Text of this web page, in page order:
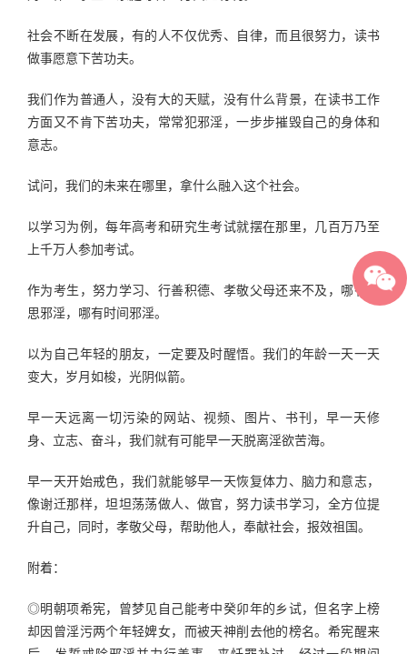
社会不断在发展，有的人不仅优秀、自律，而且很努力，读书
做事愿意下苦功夫。
我们作为普通人，没有大的天赋，没有什么背景，在读书工作
方面又不肯下苦功夫，常常犯邪淫，一步步摧毁自己的身体和
意志。
试问，我们的未来在哪里，拿什么融入这个社会。
以学习为例，每年高考和研究生考试就摆在那里，几百万乃至
上千万人参加考试。
作为考生，努力学习、行善积德、孝敬父母还来不及，哪有心
思邪淫，哪有时间邪淫。
以为自己年轻的朋友，一定要及时醒悟。我们的年龄一天一天
变大，岁月如梭，光阴似箭。
早一天远离一切污染的网站、视频、图片、书刊，早一天修
身、立志、奋斗，我们就有可能早一天脱离淫欲苦海。
早一天开始戒色，我们就能够早一天恢复体力、脑力和意志，
像谢迁那样，坦坦荡荡做人、做官，努力读书学习，全方位提
升自己，同时，孝敬父母，帮助他人，奉献社会，报效祖国。
附着：
◎明朝项希宪，曾梦见自己能考中癸卯年的乡试，但名字上榜
却因曾淫污两个年轻婢女，而被天神削去他的榜名。希宪醒来